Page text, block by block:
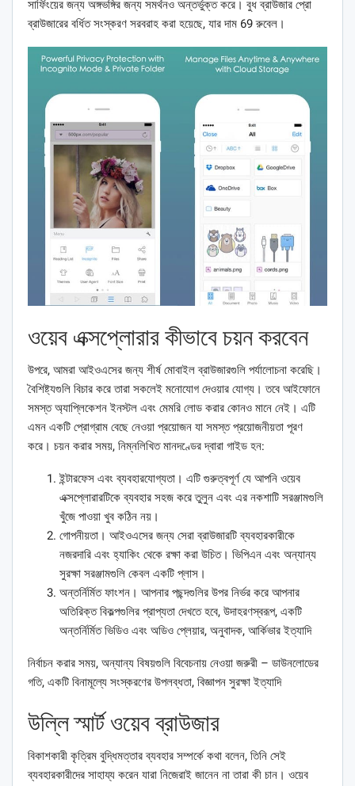
সার্ফিংয়ের জন্য অঙ্গভঙ্গির জন্য সমর্থনও অন্তর্ভুক্ত করে। বুধ ব্রাউজার প্রো
ব্রাউজারের বর্ধিত সংস্করণ সরবরাহ করা হয়েছে, যার দাম 69 রুবেল।
ওয়েব এক্সপ্লোরার কীভাবে চয়ন করবেন
উপরে, আমরা আইওএসের জন্য শীর্ষ মোবাইল ব্রাউজারগুলি পর্যালোচনা করেছি।
বৈশিষ্ট্যগুলি বিচার করে তারা সকলেই মনোযোগ দেওয়ার যোগ্য। তবে আইফোনে
সমস্ত অ্যাপ্লিকেশন ইনস্টল এবং মেমরি লোড করার কোনও মানে নেই। এটি
এমন একটি প্রোগ্রাম বেছে নেওয়া প্রয়োজন যা সমস্ত প্রয়োজনীয়তা পূরণ
করে। চয়ন করার সময়, নিম্নলিখিত মানদণ্ডের দ্বারা গাইড হন:
ইন্টারফেস এবং ব্যবহারযোগ্যতা। এটি গুরুত্বপূর্ণ যে আপনি ওয়েব
এক্সপ্লোরারটিকে ব্যবহার সহজ করে তুলুন এবং এর নকশাটি সরঞ্জামগুলি
খুঁজে পাওয়া খুব কঠিন নয়।
গোপনীয়তা। আইওএসের জন্য সেরা ব্রাউজারটি ব্যবহারকারীকে
নজরদারি এবং হ্যাকিং থেকে রক্ষা করা উচিত। ভিপিএন এবং অন্যান্য
সুরক্ষা সরঞ্জামগুলি কেবল একটি প্লাস।
অন্তর্নির্মিত ফাংশন। আপনার পছন্দগুলির উপর নির্ভর করে আপনার
অতিরিক্ত বিকল্পগুলির প্রাপ্যতা দেখতে হবে, উদাহরণস্বরূপ, একটি
অন্তর্নির্মিত ভিডিও এবং অডিও প্লেয়ার, অনুবাদক, আর্কিভার ইত্যাদি
নির্বাচন করার সময়, অন্যান্য বিষয়গুলি বিবেচনায় নেওয়া জরুরী – ডাউনলোডের
গতি, একটি বিনামূল্যে সংস্করণের উপলব্ধতা, বিজ্ঞাপন সুরক্ষা ইত্যাদি
উল্লি স্মার্ট ওয়েব ব্রাউজার
বিকাশকারী কৃত্রিম বুদ্ধিমত্তার ব্যবহার সম্পর্কে কথা বলেন, তিনি সেই
ব্যবহারকারীদের সাহায্য করেন যারা নিজেরাই জানেন না তারা কী চান। ওয়েব